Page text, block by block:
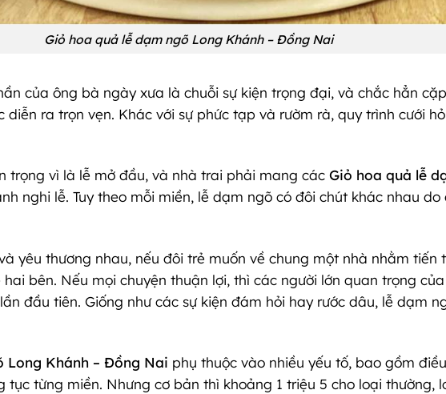
Giỏ hoa quả lễ dạm ngõ Long Khánh – Đồng Nai
của ông bà ngày xưa là chuỗi sự kiện trọng đại, và chắc hẳn
diễn ra trọn vẹn. Khác với sự phức tạp và rườm rà, quy trình cưới
trọng vì là lễ mở đầu, và nhà trai phải mang cácGiỏ hoa quả lễ
nghi lễ. Tuy theo mỗi miền, lễ dạm ngõ có đôi chút khác nhau
yêu thương nhau, nếu đôi trẻ muốn về chung một nhà nhằm tiến
bên. Nếu mọi chuyện thuận lợi, thì các người lớn quan trọng
đầu tiên. Giống như các sự kiện đám hỏi hay rước dâu, lễ dạm
Long Khánh – Đồng Nai phụ thuộc vào nhiều yếu tố, bao gồm
tục từng miền. Nhưng cơ bản thì khoảng 1 triệu 5 cho loại thường,